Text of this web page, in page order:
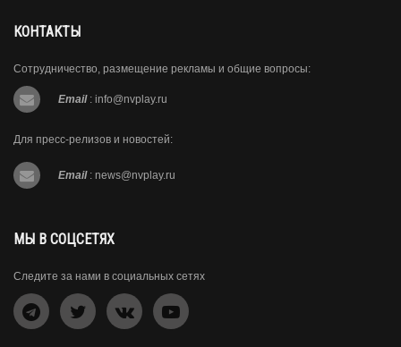
КОНТАКТЫ
Сотрудничество, размещение рекламы и общие вопросы:
Email : info@nvplay.ru
Для пресс-релизов и новостей:
Email : news@nvplay.ru
МЫ В СОЦСЕТЯХ
Следите за нами в социальных сетях